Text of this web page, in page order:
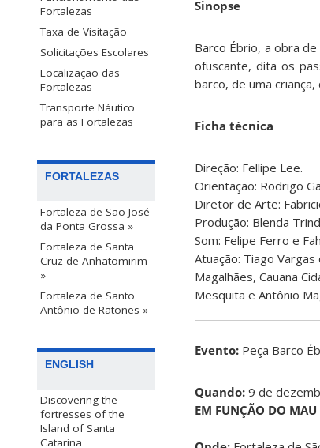
Fortalezas
Taxa de Visitação
Solicitações Escolares
Localização das
Fortalezas
Transporte Náutico
para as Fortalezas
FORTALEZAS
Fortaleza de São José
da Ponta Grossa »
Fortaleza de Santa
Cruz de Anhatomirim
»
Fortaleza de Santo
Antônio de Ratones »
ENGLISH
Discovering the
fortresses of the
Island of Santa
Catarina
Sinopse
Barco Ébrio, a obra
ofuscante, dita os
barco, de uma
Ficha técnica
Direção: Fellipe Lee.
Orientação: Rodrigo
Diretor de Arte:
Produção: Blenda
Som: Felipe Ferro e
Atuação: Tiago Vargas
Magalhães, Cauana
Mesquita e Antônio
Evento: Peça Barco
Quando: 9 de
EM FUNÇÃO DO MAU